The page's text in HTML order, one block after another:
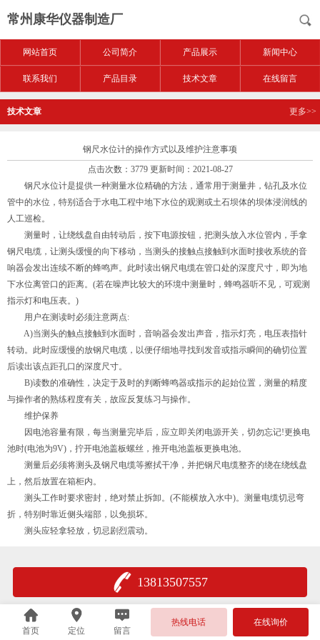
常州康华仪器制造厂
网站首页 公司简介 产品展示 新闻中心
联系我们 产品目录 技术文章 在线留言
技术文章 更多>>
钢尺水位计的操作方式以及维护注意事项
点击次数：3779 更新时间：2021-08-27
钢尺水位计是提供一种测量水位精确的方法，通常用于测量井，钻孔及水位
管中的水位，特别适合于水电工程中地下水位的观测或土石坝体的坝体浸润线的
人工巡检。
测量时，让绕线盘自由转动后，按下电源按钮，把测头放入水位管内，手拿
钢尺电缆，让测头缓慢的向下移动，当测头的接触点接触到水面时接收系统的音
响器会发出连续不断的蜂鸣声。此时读出钢尺电缆在管口处的深度尺寸，即为地
下水位离管口的距离。(若在噪声比较大的环境中测量时，蜂鸣器听不见，可观测
指示灯和电压表。)
用户在测读时必须注意两点:
A)当测头的触点接触到水面时，音响器会发出声音，指示灯亮，电压表指针
转动。此时应缓慢的放钢尺电缆，以便仔细地寻找到发音或指示瞬间的确切位置
后读出该点距孔口的深度尺寸。
B)读数的准确性，决定于及时的判断蜂鸣器或指示的起始位置，测量的精度
与操作者的熟练程度有关，故应反复练习与操作。
维护保养
因电池容量有限，每当测量完毕后，应立即关闭电源开关，切勿忘记!更换电
池时(电池为9V)，拧开电池盖板螺丝，推开电池盖板更换电池。
测量后必须将测头及钢尺电缆等擦拭干净，并把钢尺电缆整齐的绕在绕线盘
上，然后放置在箱柜内。
测头工作时要求密封，绝对禁止拆卸。(不能横放入水中)。测量电缆切忌弯
折，特别时靠近侧头端部，以免损坏。
测头应轻拿轻放，切忌剧烈震动。
13813507557
首页 定位 留言
热线电话 在线询价